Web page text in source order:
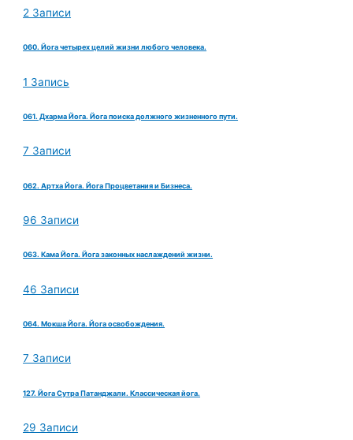
2 Записи
060. Йога четырех целий жизни любого человека.
1 Запись
061. Дхарма Йога. Йога поиска должного жизненного пути.
7 Записи
062. Артха Йога. Йога Процветания и Бизнеса.
96 Записи
063. Кама Йога. Йога законных наслаждений жизни.
46 Записи
064. Мокша Йога. Йога освобождения.
7 Записи
127. Йога Сутра Патанджали. Классическая йога.
29 Записи